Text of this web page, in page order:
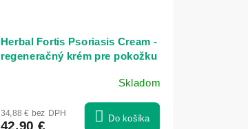
Herbal Fortis Psoriasis Cream -
regeneračný krém pre pokožku
Skladom
34,88 € bez DPH
42,90 €
Do košíka